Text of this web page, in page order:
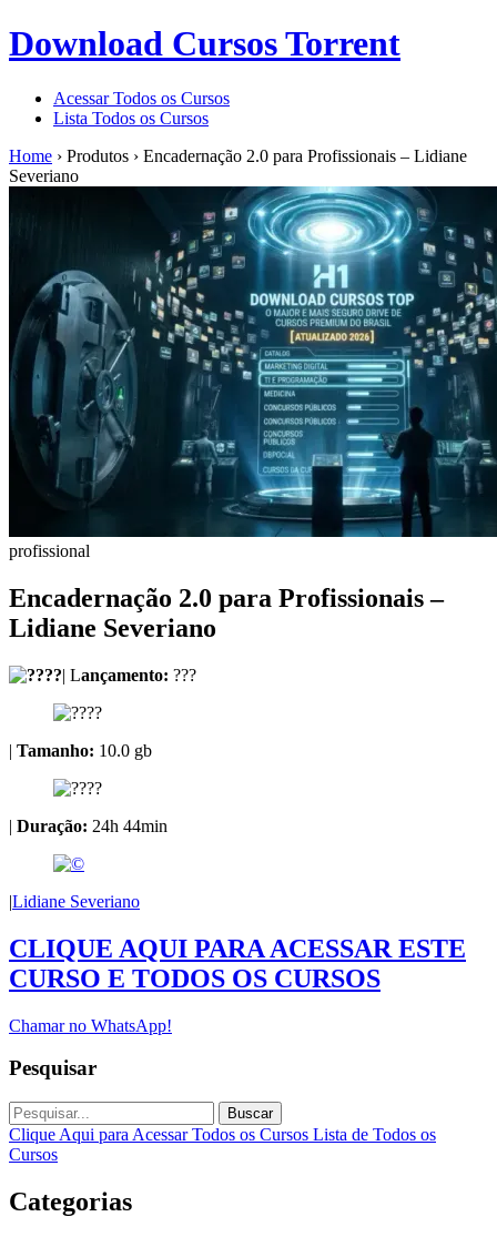
Download Cursos Torrent
Acessar Todos os Cursos
Lista Todos os Cursos
Home › Produtos › Encadernação 2.0 para Profissionais – Lidiane
Severiano
profissional
Encadernação 2.0 para Profissionais –
Lidiane Severiano
| Lançamento: ???
| Tamanho: 10.0 gb
| Duração: 24h 44min
|Lidiane Severiano
CLIQUE AQUI PARA ACESSAR ESTE
CURSO E TODOS OS CURSOS
Chamar no WhatsApp!
Pesquisar
Buscar
Clique Aqui para Acessar Todos os Cursos Lista de Todos os
Cursos
Categorias